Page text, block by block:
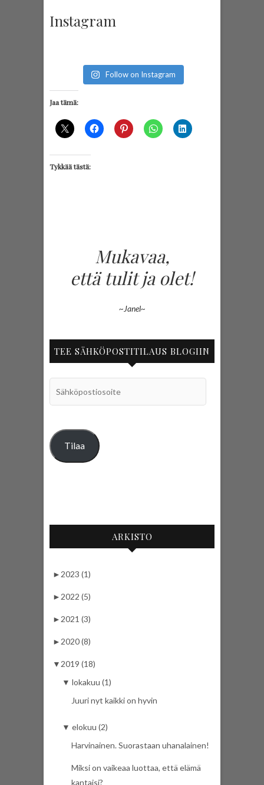
Instagram
Follow on Instagram
Jaa tämä:
Tykkää tästä:
Mukavaa,
että tulit ja olet!
~Janel~
TEE SÄHKÖPOSTITILAUS BLOGIIN
Tilaa
ARKISTO
► 2023 (1)
► 2022 (5)
► 2021 (3)
► 2020 (8)
▼ 2019 (18)
▼ lokakuu (1)
Juuri nyt kaikki on hyvin
▼ elokuu (2)
Harvinainen. Suorastaan uhanalainen!
Miksi on vaikeaa luottaa, että elämä
kantaisi?